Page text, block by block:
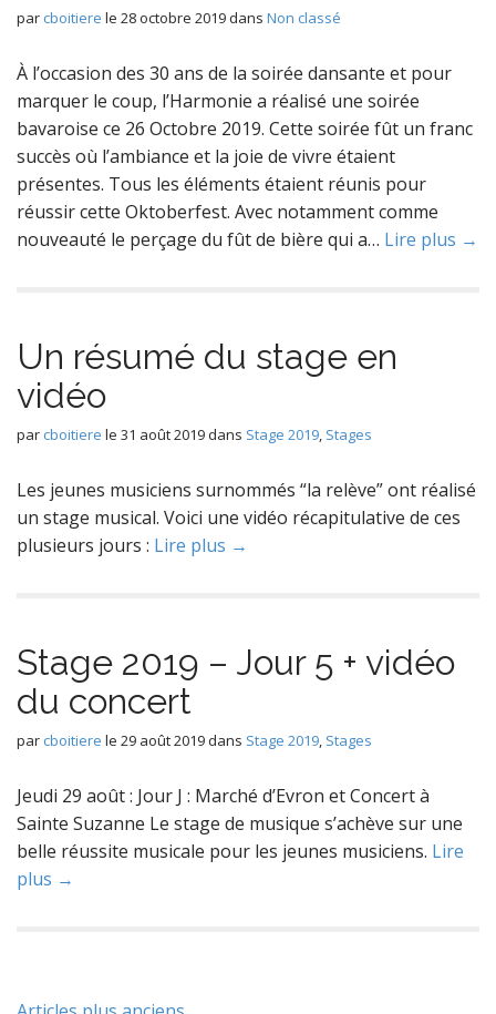
par cboitiere le 28 octobre 2019dans Non classé
À l’occasion des 30 ans de la soirée dansante et pour
marquer le coup, l’Harmonie a réalisé une soirée
bavaroise ce 26 Octobre 2019. Cette soirée fût un franc
succès où l’ambiance et la joie de vivre étaient
présentes. Tous les éléments étaient réunis pour
réussir cette Oktoberfest. Avec notamment comme
nouveauté le perçage du fût de bière qui a… Lire plus →
Un résumé du stage en
vidéo
par cboitiere le 31 août 2019dans Stage 2019, Stages
Les jeunes musiciens surnommés “la relève” ont réalisé
un stage musical. Voici une vidéo récapitulative de ces
plusieurs jours : Lire plus →
Stage 2019 – Jour 5 + vidéo
du concert
par cboitiere le 29 août 2019dans Stage 2019, Stages
Jeudi 29 août : Jour J : Marché d’Evron et Concert à
Sainte Suzanne Le stage de musique s’achève sur une
belle réussite musicale pour les jeunes musiciens. Lire
plus →